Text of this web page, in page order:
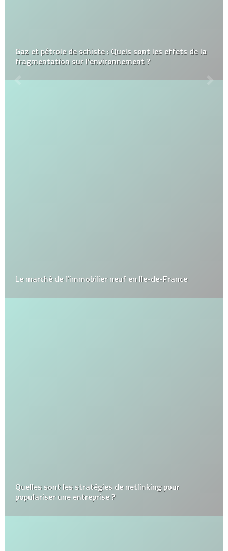
Gaz et pétrole de schiste : Quels sont les effets de la
fragmentation sur l’environnement ?
Le marché de l’immobilier neuf en Ile-de-France
Quelles sont les stratégies de netlinking pour
populariser une entreprise ?